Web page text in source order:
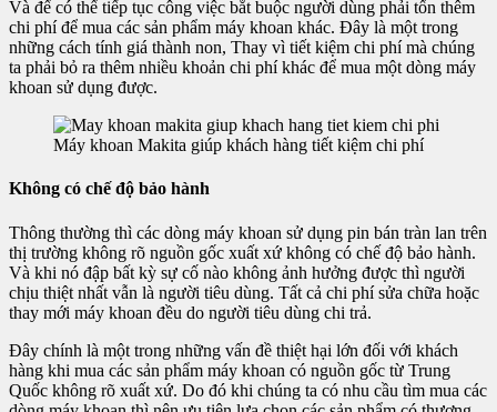
Và để có thể tiếp tục công việc bắt buộc người dùng phải tốn thêm
chi phí để mua các sản phẩm máy khoan khác. Đây là một trong
những cách tính giá thành non, Thay vì tiết kiệm chi phí mà chúng
ta phải bỏ ra thêm nhiều khoản chi phí khác để mua một dòng máy
khoan sử dụng được.
Máy khoan Makita giúp khách hàng tiết kiệm chi phí
Không có chế độ bảo hành
Thông thường thì các dòng máy khoan sử dụng pin bán tràn lan trên
thị trường không rõ nguồn gốc xuất xứ không có chế độ bảo hành.
Và khi nó đập bất kỳ sự cố nào không ảnh hưởng được thì người
chịu thiệt nhất vẫn là người tiêu dùng. Tất cả chi phí sửa chữa hoặc
thay mới máy khoan đều do người tiêu dùng chi trả.
Đây chính là một trong những vấn đề thiệt hại lớn đối với khách
hàng khi mua các sản phẩm máy khoan có nguồn gốc từ Trung
Quốc không rõ xuất xứ. Do đó khi chúng ta có nhu cầu tìm mua các